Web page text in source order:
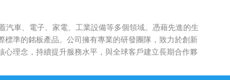
汽車、電子、家電、工業設備等多個領域。憑藉先進的生
準的銘板產品。公司擁有專業的研發團隊，致力於創新
理念，持續提升服務水平，與全球客戶建立長期合作夥